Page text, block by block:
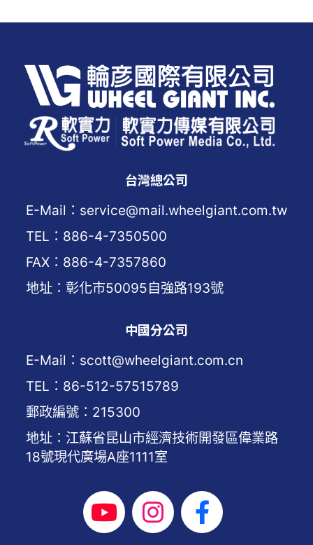
台灣總公司
E-Mail：service@mail.wheelgiant.com.tw
TEL：886-4-7350500
FAX：886-4-7357860
地址：彰化市50095自強路193號
中國分公司
E-Mail：scott@wheelgiant.com.cn
TEL：86-512-57515789
郵政編號：215300
地址：江蘇省昆山市經濟技術開發區偉業路
18號現代廣場A座1111室